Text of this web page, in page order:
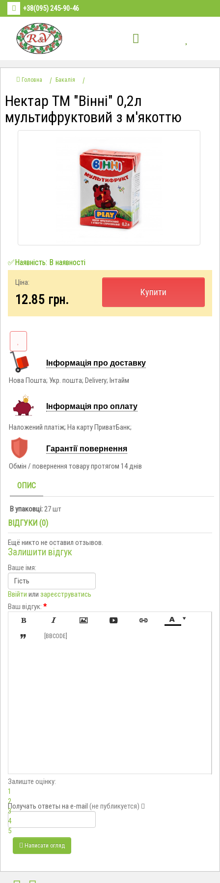
+38(095) 245-90-46
Головна Бакалія
Нектар ТМ "Вінні" 0,2л
мультифруктовий з м'якоттю
✅Наявність: В наявності
Ціна:
12.85 грн.
Купити
Інформація про доставку
Нова Пошта; Укр. пошта; Delivery; Інтайм
Інформація про оплату
Наложений платіж; На карту ПриватБанк;
Гарантії повернення
Обмін / повернення товару протягом 14 днів
ОПИС
В упаковці: 27 шт
ВІДГУКИ (0)
Ещё никто не оставил отзывов.
Залишити відгук
Ваше імя:
Ввійти или зареєструватись
Ваш відгук: *

     
 [BBCODE]
Залиште оцінку:
1
2
3
4
5
Получать ответы на e-mail (не публикуется)
Написати огляд